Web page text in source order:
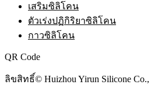
เสริมซิลิโคน
ตัวเร่งปฏิกิริยาซิลิโคน
กาวซิลิโคน
QR Code
ลิขสิทธิ์© Huizhou Yirun Silicone